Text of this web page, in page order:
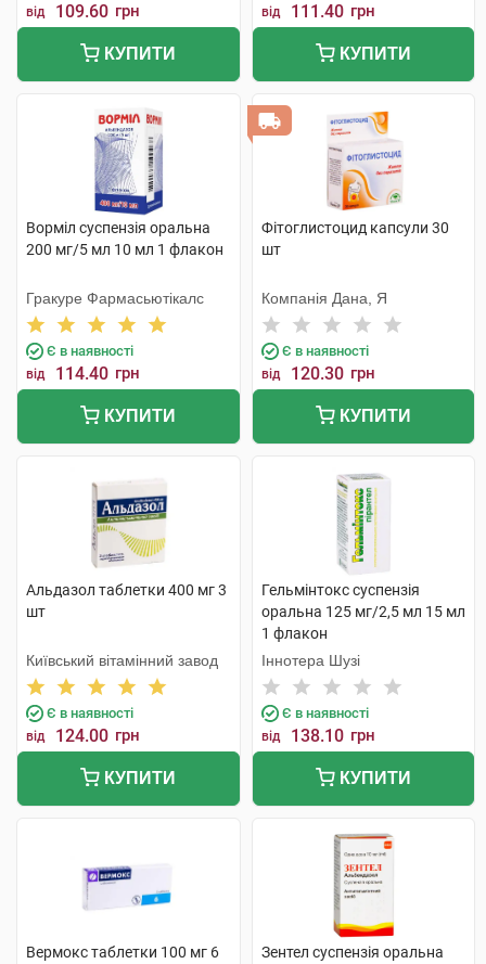
від 109.60 грн
КУПИТИ
від 111.40 грн
КУПИТИ
Ворміл суспензія оральна
200 мг/5 мл 10 мл 1 флакон
Гракуре Фармасьютікалс
Є в наявності
від 114.40 грн
КУПИТИ
Фітоглистоцид капсули 30
шт
Компанія Дана, Я
Є в наявності
від 120.30 грн
КУПИТИ
Альдазол таблетки 400 мг 3
шт
Київський вітамінний завод
Є в наявності
від 124.00 грн
КУПИТИ
Гельмінтокс суспензія
оральна 125 мг/2,5 мл 15 мл
1 флакон
Іннотера Шузі
Є в наявності
від 138.10 грн
КУПИТИ
Вермокс таблетки 100 мг 6
Зентел суспензія оральна